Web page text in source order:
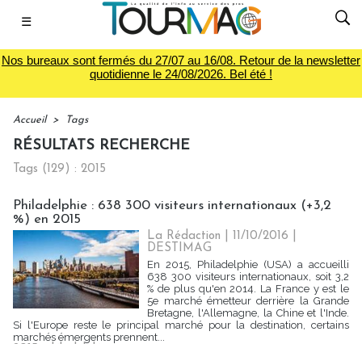
☰
Nos bureaux sont fermés du 27/07 au 16/08. Retour de la newsletter
quotidienne le 24/08/2026. Bel été !
Accueil > Tags
RÉSULTATS RECHERCHE
Tags (129) : 2015
Philadelphie : 638 300 visiteurs internationaux (+3,2
%) en 2015
La Rédaction | 11/10/2016
DESTIMAG
En 2015, Philadelphie (USA) a accueilli
638 300 visiteurs internationaux, soit 3,2
% de plus qu'en 2014. La France y est le
5e marché émetteur derrière la Grande
Bretagne, l'Allemagne, la Chine et l'Inde.
Si l'Europe reste le principal marché pour la destination, certains
marchés émergents prennent...